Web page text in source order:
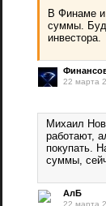
В Финаме и
суммы.
инвестора.
22 марта
Михаил
работают,
покупать.
суммы,
АлБ
22 марта